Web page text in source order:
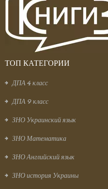
ТОП КАТЕГОРИИ
ДПА 4 класс
ДПА 9 класс
ЗНО Украинский язык
ЗНО Математика
ЗНО Английский язык
ЗНО история Украины